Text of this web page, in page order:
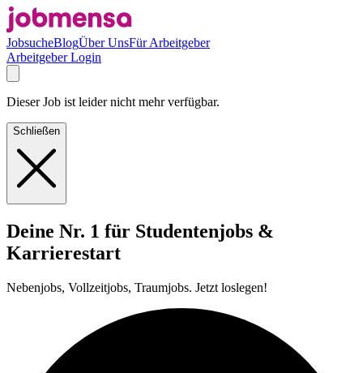
JobsucheBlogÜber UnsFür Arbeitgeber
Arbeitgeber Login
Dieser Job ist leider nicht mehr verfügbar.
Schließen
Deine Nr. 1 für Studentenjobs &
Karrierestart
Nebenjobs, Vollzeitjobs, Traumjobs. Jetzt loslegen!